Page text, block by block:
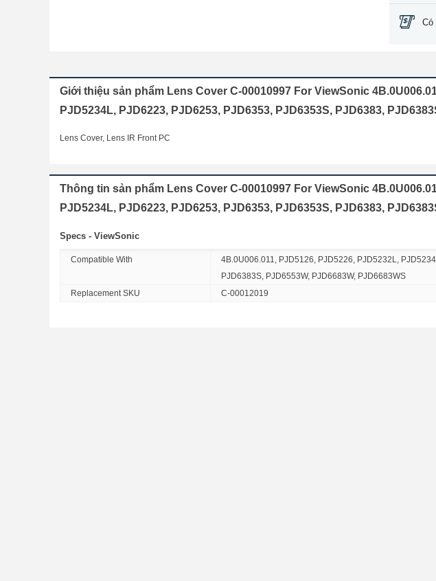
Có
Giới thiệu sản phẩm Lens Cover C-00010997 For ViewSonic
PJD5234L, PJD6223, PJD6253, PJD6353, PJD6353S, PJD6383,
Lens Cover, Lens IR Front PC
Thông tin sản phẩm Lens Cover C-00010997 For ViewSonic
PJD5234L, PJD6223, PJD6253, PJD6353, PJD6353S, PJD6383,
Specs - ViewSonic
Compatible With
4B.0U006.011, PJD5126, PJD5226, PJD5232L,
PJD6383S, PJD6553W, PJD6683W, PJD6683WS
Replacement SKU
C-00012019